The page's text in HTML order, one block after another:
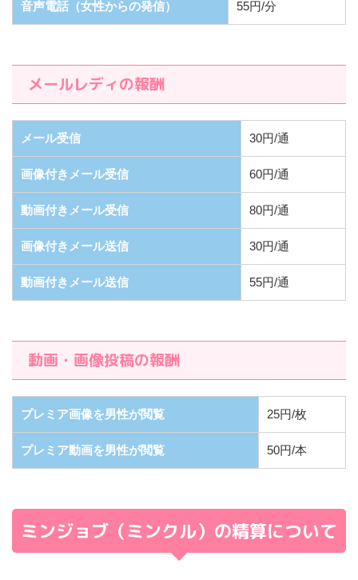
音声電話（女性からの発信） 55円/分
メールレディの報酬
メール受信 30円/通
画像付きメール受信 60円/通
動画付きメール受信 80円/通
画像付きメール送信 30円/通
動画付きメール送信 55円/通
動画・画像投稿の報酬
プレミア画像を男性が閲覧 25円/枚
プレミア動画を男性が閲覧 50円/本
ミンジョブ（ミンクル）の精算について